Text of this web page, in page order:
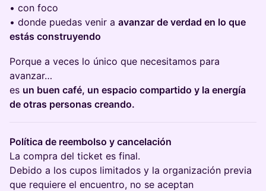
• con foco
• donde puedas venir a avanzar de verdad en lo que
estás construyendo
Porque a veces lo único que necesitamos para
avanzar…
es un buen café, un espacio compartido y la energía
de otras personas creando.
Política de reembolso y cancelación
La compra del ticket es final.
Debido a los cupos limitados y la organización previa
que requiere el encuentro, no se aceptan